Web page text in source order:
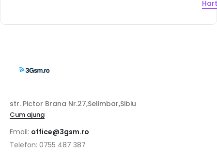
str. Pictor Brana Nr.27,Selimbar,Sibiu
Cum ajung
Email: office@3gsm.ro
Telefon: 0755 487 387